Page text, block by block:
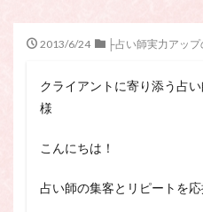
2013/6/24 ├占い師実力アッ
クライアントに寄り添う占
様
こんにちは！
占い師の集客とリピートを
ー、占い師、占い師になりた
引き寄せの法則
心理療法
電話占い師
占い師になりたい
占い